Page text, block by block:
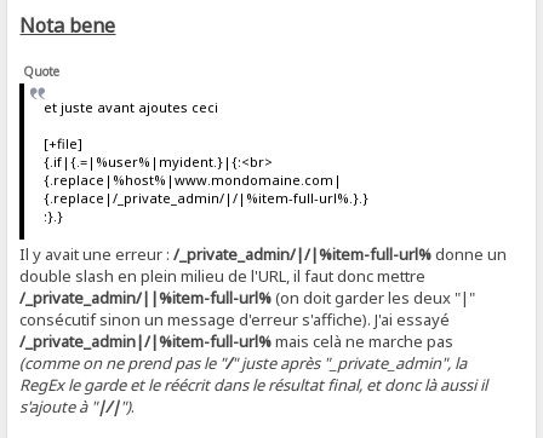
Nota bene
Quote
et juste avant ajoutes ceci
[+file]
{.if|{.=|%user%|myident.}|{:<br>
{.replace|%host%|www.mondomaine.com|
{.replace|/_private_admin/|/|%item-full-url%.}.}
:}.}
Il y avait une erreur :/_private_admin/|/|%item-full-url%donne un
double slash en plein milieu de l'URL, il faut donc mettre
/_private_admin/||%item-full-url%(on doit garder les deux "|"
consécutif sinon un message d'erreur s'affiche). J'ai essayé
/_private_admin|/|%item-full-url%mais celà ne marche pas
(comme on ne prend pas le "/" juste après "_private_admin", la
RegEx le garde et le réécrit dans le résultat final, et donc là aussi il
s'ajoute à "|/|").